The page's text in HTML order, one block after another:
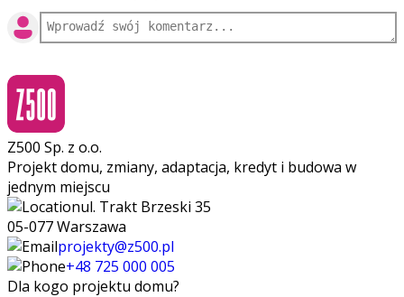
Z500 Sp. z o.o.
Projekt domu, zmiany, adaptacja, kredyt i budowa w
jednym miejscu
ul. Trakt Brzeski 35
05-077 Warszawa
projekty@z500.pl
+48 725 000 005
Dla kogo projektu domu?